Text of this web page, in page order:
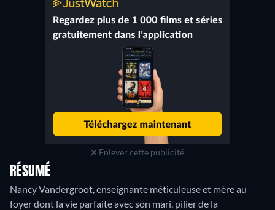
Enlever cette publicité
RÉSUMÉ
Nancy Vandergroot, enseignante méticuleuse et mère au
foyer dont la vie parfaite avec son mari, pilier de la